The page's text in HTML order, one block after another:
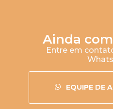
Ainda
Entre em
EQUIPE DE